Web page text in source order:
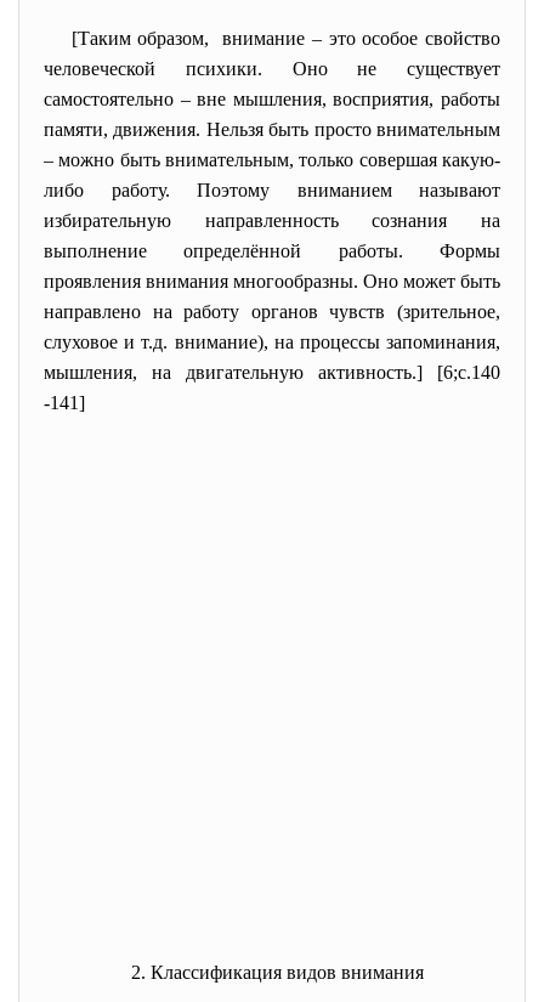
[Таким образом, внимание – это особое свойство
человеческой психики. Оно не существует
самостоятельно – вне мышления, восприятия, работы
памяти, движения. Нельзя быть просто внимательным
– можно быть внимательным, только совершая какую-
либо работу. Поэтому вниманием называют
избирательную направленность сознания на
выполнение определённой работы. Формы
проявления внимания многообразны. Оно может быть
направлено на работу органов чувств (зрительное,
слуховое и т.д. внимание), на процессы запоминания,
мышления, на двигательную активность.] [6;с.140
-141]
2. Классификация видов внимания